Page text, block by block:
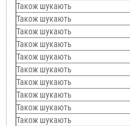
Також шукають
Також шукають
Також шукають
Також шукають
Також шукають
Також шукають
Також шукають
Також шукають
Також шукають
Також шукають